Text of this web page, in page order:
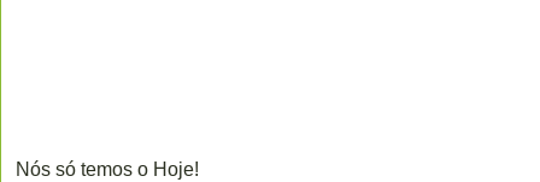
Nós só temos o Hoje!